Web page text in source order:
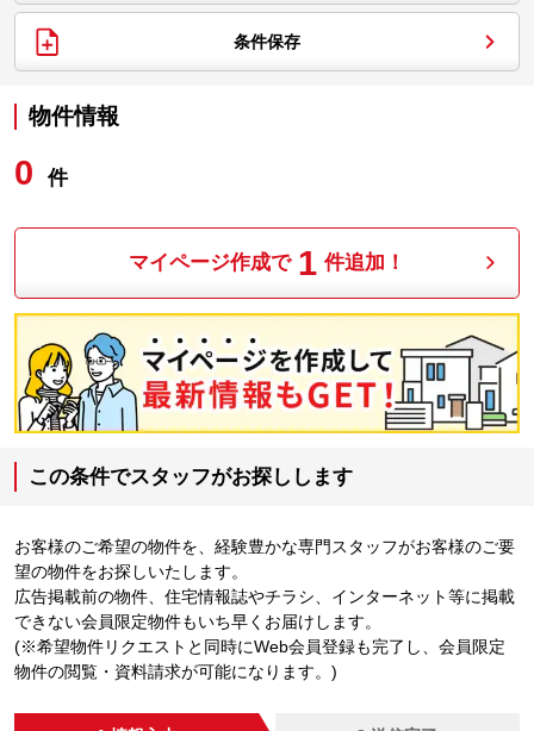
条件保存
物件情報
0 件
マイページ作成で 1 件追加！
この条件でスタッフがお探しします
お客様のご希望の物件を、経験豊かな専門スタッフがお客様のご要
望の物件をお探しいたします。
広告掲載前の物件、住宅情報誌やチラシ、インターネット等に掲載
できない会員限定物件もいち早くお届けします。
(※希望物件リクエストと同時にWeb会員登録も完了し、会員限定
物件の閲覧・資料請求が可能になります。)